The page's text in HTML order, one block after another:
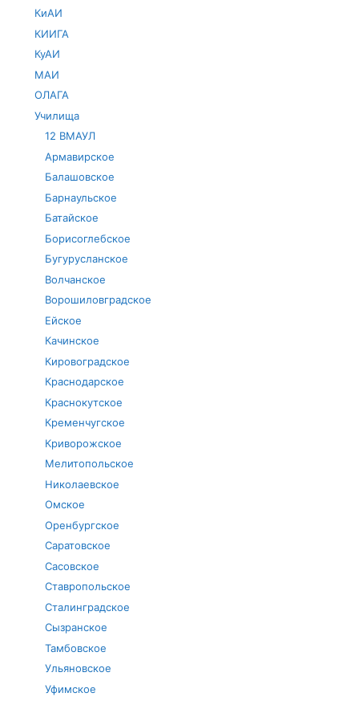
КиАИ
КИИГА
КуАИ
МАИ
ОЛАГА
Училища
12 ВМАУЛ
Армавирское
Балашовское
Барнаульское
Батайское
Борисоглебское
Бугурусланское
Волчанское
Ворошиловградское
Ейское
Качинское
Кировоградское
Краснодарское
Краснокутское
Кременчугское
Криворожское
Мелитопольское
Николаевское
Омское
Оренбургское
Саратовское
Сасовское
Ставропольское
Сталинградское
Сызранское
Тамбовское
Ульяновское
Уфимское